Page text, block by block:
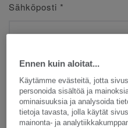
Sähköposti *
Etunimi*
Ennen kuin aloitat...
Käytämme evästeitä, jotta
personoida sisältöä ja
ominaisuuksia ja analysoida
tietoja tavasta, jolla käytät
mainonta- ja